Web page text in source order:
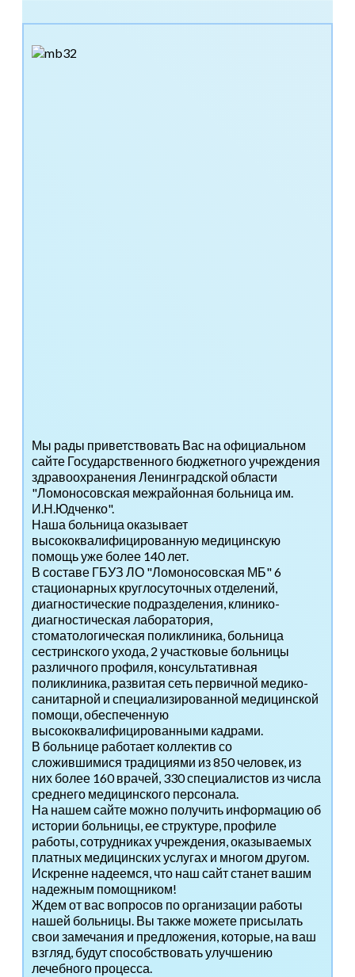
Мы рады приветствовать Вас на официальном
сайте Государственного бюджетного учреждения
здравоохранения Ленинградской области
"Ломоносовская межрайонная больница им.
И.Н.Юдченко".
Наша больница оказывает
высококвалифицированную медицинскую
помощь уже более 140 лет.
В составе ГБУЗ ЛО "Ломоносовская МБ" 6
стационарных круглосуточных отделений,
диагностические подразделения, клинико-
диагностическая лаборатория,
стоматологическая поликлиника, больница
сестринского ухода, 2 участковые больницы
различного профиля, консультативная
поликлиника, развитая сеть первичной медико-
санитарной и специализированной медицинской
помощи, обеспеченную
высококвалифицированными кадрами.
В больнице работает коллектив со
сложившимися традициями из 850 человек, из
них более 160 врачей, 330 специалистов из числа
среднего медицинского персонала.
На нашем сайте можно получить информацию об
истории больницы, ее структуре, профиле
работы, сотрудниках учреждения, оказываемых
платных медицинских услугах и многом другом.
Искренне надеемся, что наш сайт станет вашим
надежным помощником!
Ждем от вас вопросов по организации работы
нашей больницы. Вы также можете присылать
свои замечания и предложения, которые, на ваш
взгляд, будут способствовать улучшению
лечебного процесса.